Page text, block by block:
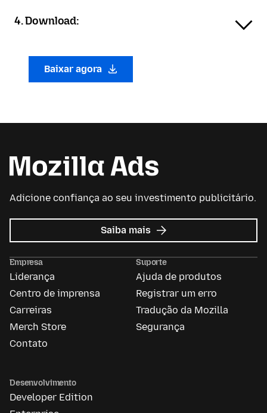
4. Download:
Baixar agora
Adicione confiança ao seu investimento publicitário.
Saiba mais sobre
Mozilla
Empresa
Liderança
Centro de imprensa
Carreiras
Merch Store
Contato
Suporte
Ajuda de produtos
Registrar um erro
Tradução da Mozilla
Segurança
Desenvolvimento
Developer Edition